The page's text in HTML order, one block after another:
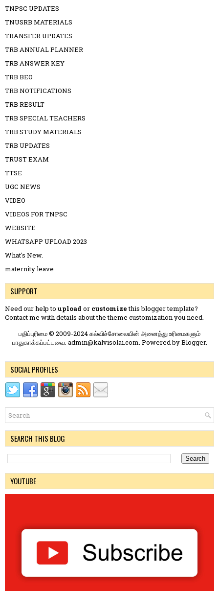
TNPSC UPDATES
TNUSRB MATERIALS
TRANSFER UPDATES
TRB ANNUAL PLANNER
TRB ANSWER KEY
TRB BEO
TRB NOTIFICATIONS
TRB RESULT
TRB SPECIAL TEACHERS
TRB STUDY MATERIALS
TRB UPDATES
TRUST EXAM
TTSE
UGC NEWS
VIDEO
VIDEOS FOR TNPSC
WEBSITE
WHATSAPP UPLOAD 2023
What's New.
maternity leave
SUPPORT
Need our help to upload or customizethis blogger template?
Contact me with details about the theme customization you need.
பதிப்புரிமை © 2009-2024 கல்விச்சோலையின் அனைத்து உரிமைகளும்
பாதுகாக்கப்பட்டவை. admin@kalvisolai.com. Powered byBlogger.
SOCIAL PROFILES
SEARCH THIS BLOG
YOUTUBE